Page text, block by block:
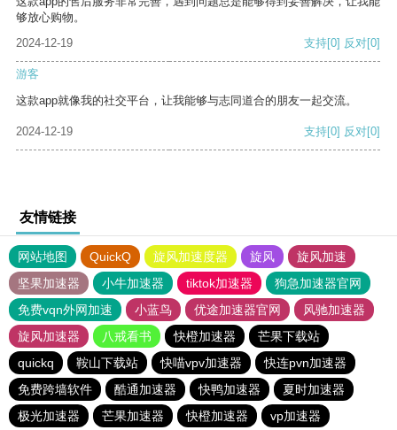
够放心购物。
2024-12-19
支持[0] 反对[0]
游客
这款app就像我的社交平台，让我能够与志同道合的朋友一起交流。
2024-12-19 支持[0] 反对[0]
友情链接
网站地图 QuickQ 旋风加速度器 旋风
旋风加速
坚果加速器
小牛加速器 tiktok加速器
狗急加速器官网
免费vqn外网加速
小蓝鸟 优途加速器官网
风驰加速器
旋风加速器
八戒看书 快橙加速器
芒果下载站
quickq
鞍山下载站 快喵vpv加速器
快连pvn加速器
免费跨墙软件
酷通加速器 快鸭加速器
夏时加速器
极光加速器
芒果加速器 快橙加速器 vp加速器